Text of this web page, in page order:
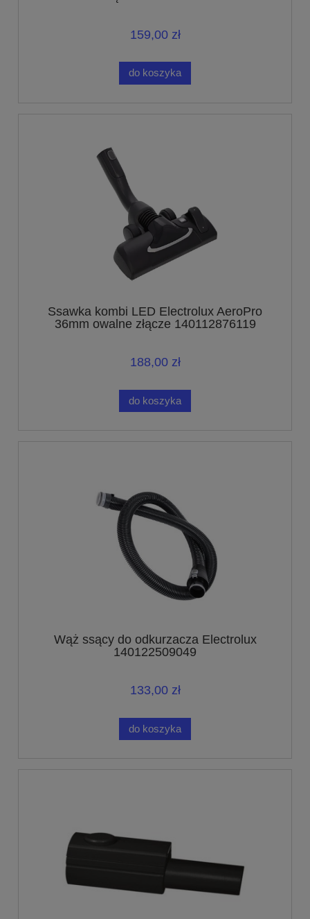
159,00 zł
do koszyka
Ssawka kombi LED Electrolux AeroPro
36mm owalne złącze 140112876119
188,00 zł
do koszyka
Wąż ssący do odkurzacza Electrolux
140122509049
133,00 zł
do koszyka